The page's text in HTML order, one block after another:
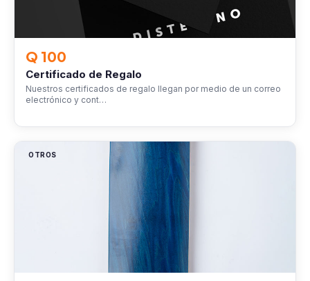
Q 100
Certificado de Regalo
Nuestros certificados de regalo llegan por medio de un correo
electrónico y cont…
OTROS